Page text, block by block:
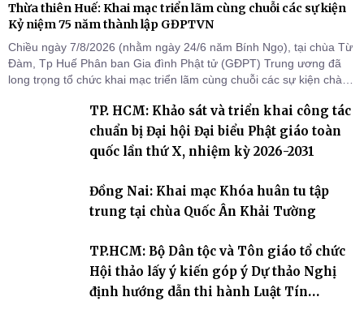
Thừa thiên Huế: Khai mạc triển lãm cùng chuỗi các sự kiện
Kỷ niệm 75 năm thành lập GĐPTVN
Chiều ngày 7/8/2026 (nhằm ngày 24/6 năm Bính Ngọ), tại chùa Từ
Đàm, Tp Huế Phân ban Gia đình Phật tử (GĐPT) Trung ương đã
long trọng tổ chức khai mạc triển lãm cùng chuỗi các sự kiện chào
TP. HCM: Khảo sát và triển khai công tác
chuẩn bị Đại hội Đại biểu Phật giáo toàn
quốc lần thứ X, nhiệm kỳ 2026-2031
Đồng Nai: Khai mạc Khóa huân tu tập
trung tại chùa Quốc Ân Khải Tường
TP.HCM: Bộ Dân tộc và Tôn giáo tổ chức
Hội thảo lấy ý kiến góp ý Dự thảo Nghị
định hướng dẫn thi hành Luật Tín